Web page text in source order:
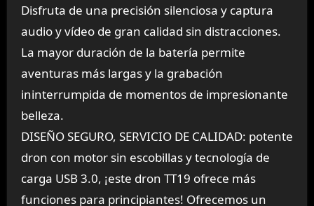
Disfruta de una precisión silenciosa y captura
audio y vídeo de gran calidad sin distracciones.
La mayor duración de la batería permite
aventuras más largas y la grabación
ininterrumpida de momentos de impresionante
belleza.
DISEÑO SEGURO, SERVICIO DE CALIDAD: potente
dron con motor sin escobillas y tecnología de
carga USB 3.0, ¡este dron TT19 ofrece más
funciones para principiantes! Ofrecemos un